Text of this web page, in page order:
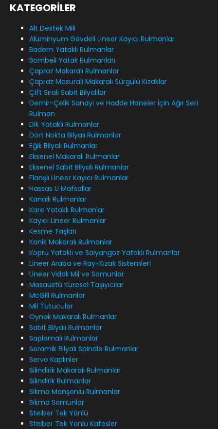
KATEGORİLER
Alt Destek Mili
Alüminyum Gövdeli Lineer Kayıcı Rulmanlar
Badem Yataklı Rulmanlar
Bombeli Yatak Rulmanları
Çapraz Makaralı Rulmanlar
Çapraz Masuralı Makaralı Sürgülü Kızaklar
Çift Sıralı Sabit Bilyalılar
Demir-Çelik Sanayi ve Hadde Haneler İçin Ağır Seri
Rulman
Dik Yataklı Rulmanlar
Dört Nokta Bilyalı Rulmanlar
Eğik Bilyalı Rulmanlar
Eksenel Makaralı Rulmanlar
Eksenel Sabit Bilyalı Rulmanlar
Flanşlı Lineer Kayıcı Rulmanlar
Hassas U Mafsallar
Kanallı Rulmanlar
Kare Yataklı Rulmanlar
Kayıcı Lineer Rulmanlar
Kesme Taşları
Konik Makaralı Rulmanlar
Köprü Yataklı ve Salyangoz Yataklı Rulmanlar
Lineer Araba ve Ray-Kızak Sistemleri
Lineer Vidalı Mil ve Somunlar
Masaüstü Küresel Taşıyıcılar
McGill Rulmanlar
Mil Tutucular
Oynak Makaralı Rulmanlar
Sabit Bilyalı Rulmanlar
Saplamalı Rulmanlar
Seramik Bilyalı Spindle Rulmanlar
Servo Kaplinler
Silindirik Makaralı Rulmanlar
Silindirik Rulmanlar
Sıkma Manşonlu Rulmanlar
Sıkma Somunlar
Steiber Tek Yönlü
Steiber Tek Yönlü Kafesler